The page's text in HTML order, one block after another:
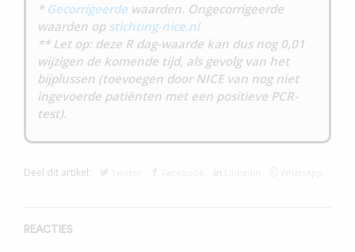
* Gecorrigeerde waarden. Ongecorrigeerde
waarden op stichting-nice.nl
** Let op: deze R dag-waarde kan dus nog 0,01
wijzigen de komende tijd, als gevolg van het
bijplussen (toevoegen door NICE van nog niet
ingevoerde patiënten met een positieve PCR-
test).
Deel dit artikel:
REACTIES